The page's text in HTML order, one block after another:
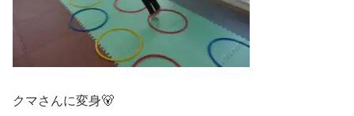
クマさんに変身🐻